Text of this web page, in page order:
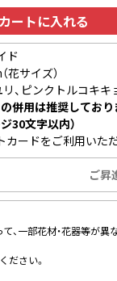
カートに入れる
ド
サイズ）
、ピンクトルコキキ
併用は推奨しており
30文字以内）
カードをご利用いた
ご昇
、一部花材・花器等が異
ださい。